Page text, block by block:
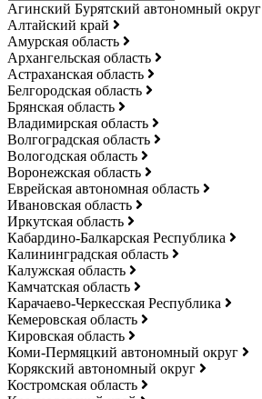
Агинский Бурятский автономный округ
Алтайский край
Амурская область
Архангельская область
Астраханская область
Белгородская область
Брянская область
Владимирская область
Волгоградская область
Вологодская область
Воронежская область
Еврейская автономная область
Ивановская область
Иркутская область
Кабардино-Балкарская Республика
Калининградская область
Калужская область
Камчатская область
Карачаево-Черкесская Республика
Кемеровская область
Кировская область
Коми-Пермяцкий автономный округ
Корякский автономный округ
Костромская область